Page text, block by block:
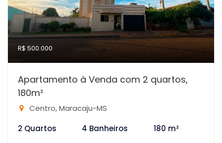
R$ 500.000
Apartamento à Venda com 2 quartos,
180m²
Centro, Maracaju-MS
2 Quartos
4 Banheiros 180 m²